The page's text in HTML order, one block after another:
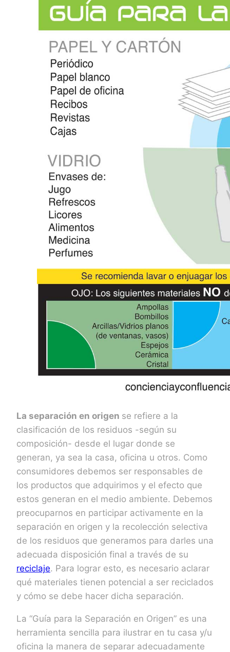
La separación en origen se refiere a la
clasificación de los residuos -según su
composición- desde el lugar donde se
generan, ya sea la casa, oficina u otros. Como
consumidores debemos ser responsables de
los productos que adquirimos y el efecto que
estos generan en el medio ambiente. Debemos
preocuparnos en participar activamente en la
separación en origen y la recolección selectiva
de los residuos que generamos para darles una
adecuada disposición final a través de su
reciclaje. Para lograr esto, es necesario aclarar
qué materiales tienen potencial a ser reciclados
y cómo se debe hacer dicha separación.
La “Guía para la Separación en Origen” es una
herramienta sencilla para ilustrar en tu casa y/u
oficina la manera de separar adecuadamente